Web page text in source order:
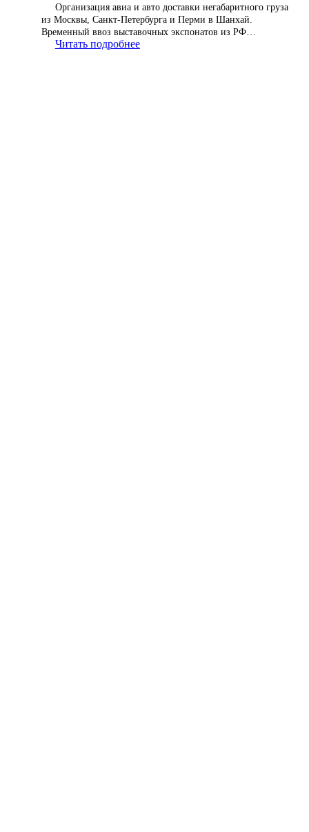
Организация авиа и авто доставки негабаритного груза
из Москвы, Санкт-Петербурга и Перми в Шанхай.
Временный ввоз выставочных экспонатов из РФ…
Читать подробнее